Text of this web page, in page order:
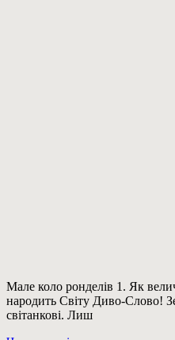
Мале коло ронделів 1. Як
народить Світу Диво-Слово!
світанкові. Лиш